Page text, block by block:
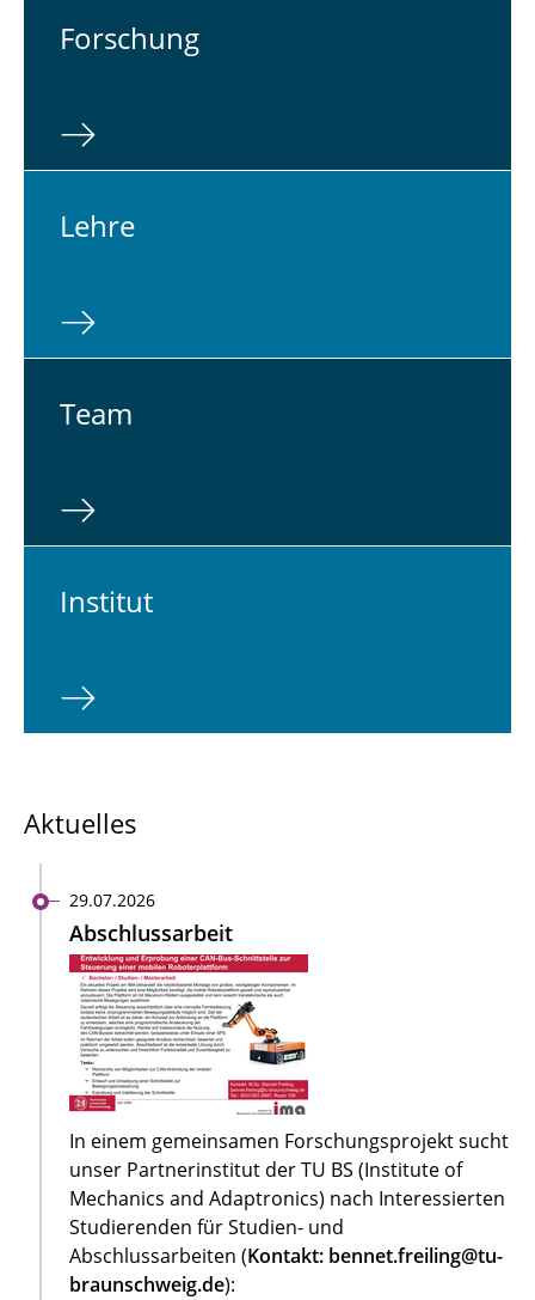
For­schung
Lehre
Team
In­sti­tut
Aktuelles
29.07.2026
Abschlussarbeit
In einem gemeinsamen Forschungsprojekt sucht
unser Partnerinstitut der TU BS (Institute of
Mechanics and Adaptronics) nach Interessierten
Studierenden für Studien- und
Abschlussarbeiten (Kontakt: bennet.freiling@tu-
braunschweig.de):